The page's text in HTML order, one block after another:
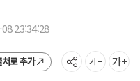
23:34:28
로 추가